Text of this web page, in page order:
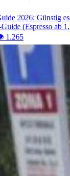
2026: Günstig
(Espresso ab
1.265